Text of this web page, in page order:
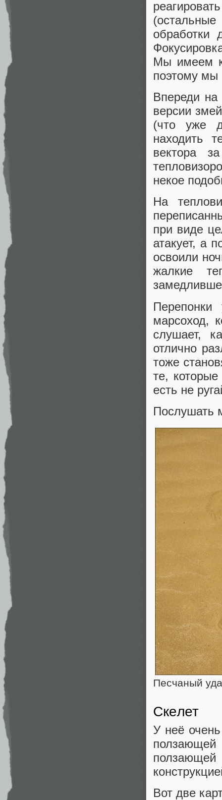
обработки
Мы имеем
поэтому мы
Впереди
версии
(что уже
находить
вектора
некое
На
при виде
атакует, а
освоили
жалкие
марсоход,
слушает,
отлично
тоже
те,
есть не
Послушать
Песчаный
Скелет
У неё
Вот две